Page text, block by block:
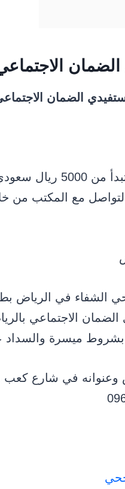
الضمان
مع المكتب من
الشفاء في الرياض
في شارع كعب